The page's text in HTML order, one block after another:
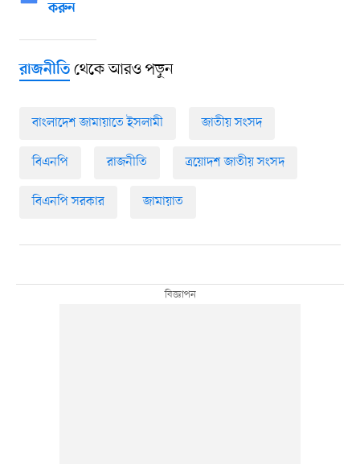
করুন
রাজনীতিথেকে আরও পড়ুন
বাংলাদেশ জামায়াতে ইসলামী জাতীয় সংসদ
বিএনপি রাজনীতি ত্রয়োদশ জাতীয় সংসদ
বিএনপি সরকার জামায়াত